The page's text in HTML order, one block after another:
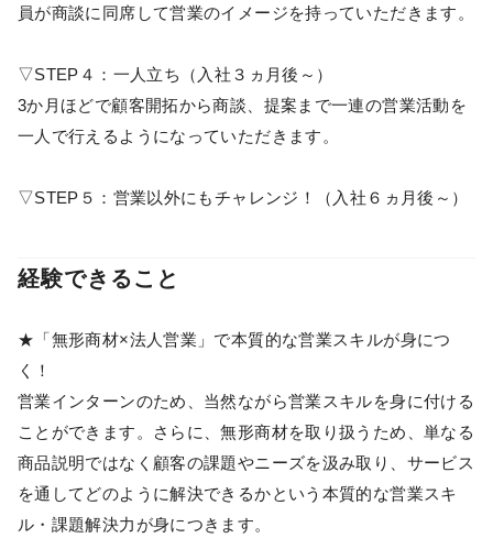
員が商談に同席して営業のイメージを持っていただきます。
▽STEP４：一人立ち（入社３ヵ月後～）
3か月ほどで顧客開拓から商談、提案まで一連の営業活動を
一人で行えるようになっていただきます。
▽STEP５：営業以外にもチャレンジ！（入社６ヵ月後～）
経験できること
★「無形商材×法人営業」で本質的な営業スキルが身につ
く！
営業インターンのため、当然ながら営業スキルを身に付ける
ことができます。さらに、無形商材を取り扱うため、単なる
商品説明ではなく顧客の課題やニーズを汲み取り、サービス
を通してどのように解決できるかという本質的な営業スキ
ル・課題解決力が身につきます。